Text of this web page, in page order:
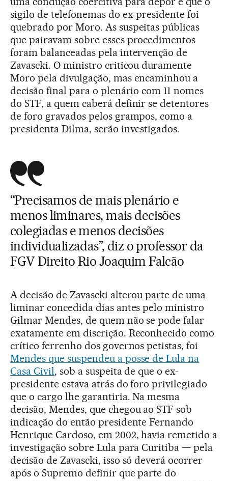
sigilo de telefonemas do ex-presidente foi
quebrado por Moro. As suspeitas públicas
que pairavam sobre esses procedimentos
foram balanceadas pela intervenção de
Zavascki. O ministro criticou duramente
Moro pela divulgação, mas encaminhou a
decisão final para o plenário com 11 nomes
do STF, a quem caberá definir se detentores
de foro gravados pelos grampos, como a
presidenta Dilma, serão investigados.
“Precisamos de mais plenário e
menos liminares, mais decisões
colegiadas e menos decisões
individualizadas”, diz o professor da
FGV Direito Rio Joaquim Falcão
A decisão de Zavascki alterou parte de uma
liminar concedida dias antes pelo ministro
Gilmar Mendes, de quem não se pode falar
exatamente em discrição. Reconhecido como
crítico ferrenho dos governos petistas, foi
Mendes que suspendeu a posse de Lula na
Casa Civil, sob a suspeita de que o ex-
presidente estava atrás do foro privilegiado
que o cargo lhe garantiria. Na mesma
decisão, Mendes, que chegou ao STF sob
indicação do então presidente Fernando
Henrique Cardoso, em 2002, havia remetido a
investigação sobre Lula para Curitiba — pela
decisão de Zavascki, isso só deverá ocorrer
após o Supremo definir que parte do